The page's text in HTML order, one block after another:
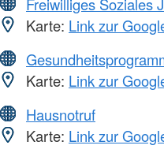
Karte: Link zur
Karte: Link zur
Hausnotruf
Karte: Link zur